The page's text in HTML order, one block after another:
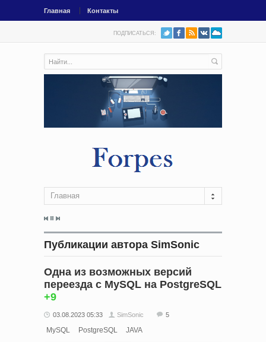
Главная Контакты
ПОДПИСАТЬСЯ:
Главная
Публикации автора SimSonic
Одна из возможных версий
переезда с MySQL на PostgreSQL
+9
03.08.2023 05:33 SimSonic 5
MySQL PostgreSQL JAVA